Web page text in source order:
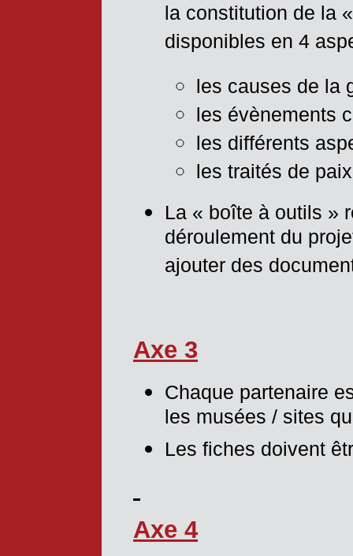
la constitution de la
disponibles en 4
les causes de la
les évènements
les différents
les traités de
La « boîte à outils »
déroulement du
ajouter des
Axe 3
Chaque partenaire
les musées / sites
Les fiches doivent
Axe 4